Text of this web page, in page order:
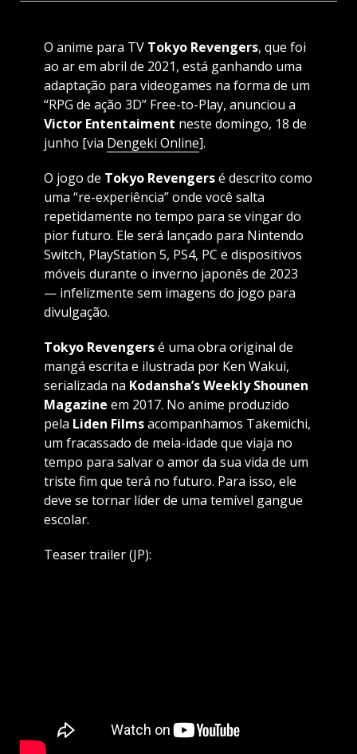
O anime para TV Tokyo Revengers, que foi
ao ar em abril de 2021, está ganhando uma
adaptação para videogames na forma de um
“RPG de ação 3D” Free-to-Play, anunciou a
Victor Ententaiment neste domingo, 18 de
junho [via Dengeki Online].
O jogo de Tokyo Revengersé descrito como
uma “re-experiência” onde você salta
repetidamente no tempo para se vingar do
pior futuro. Ele será lançado para Nintendo
Switch, PlayStation 5, PS4, PC e dispositivos
móveis durante o inverno japonês de 2023
— infelizmente sem imagens do jogo para
divulgação.
Tokyo Revengersé uma obra original de
mangá escrita e ilustrada por Ken Wakui,
serializada na Kodansha’s Weekly Shounen
Magazine em 2017. No anime produzido
pela Liden Filmsacompanhamos Takemichi,
um fracassado de meia-idade que viaja no
tempo para salvar o amor da sua vida de um
triste fim que terá no futuro. Para isso, ele
deve se tornar líder de uma temível gangue
escolar.
Teaser trailer (JP):